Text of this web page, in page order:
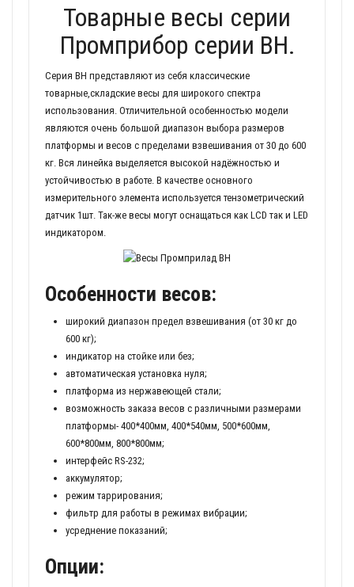
Товарные весы серии
Промприбор серии ВН.
Серия ВН представляют из себя классические
товарные,складские весы для широкого спектра
использования. Отличительной особенностью модели
являются очень большой диапазон выбора размеров
платформы и весов с пределами взвешивания от 30 до 600
кг. Вся линейка выделяется высокой надёжностью и
устойчивостью в работе. В качестве основного
измерительного элемента используется тензометрический
датчик 1шт. Так-же весы могут оснащаться как LCD так и LED
индикатором.
Особенности весов:
широкий диапазон предел взвешивания (от 30 кг до
600 кг);
индикатор на стойке или без;
автоматическая установка нуля;
платформа из нержавеющей стали;
возможность заказа весов с различными размерами
платформы- 400*400мм, 400*540мм, 500*600мм,
600*800мм, 800*800мм;
интерфейс RS-232;
аккумулятор;
режим таррирования;
фильтр для работы в режимах вибрации;
усреднение показаний;
Опции: